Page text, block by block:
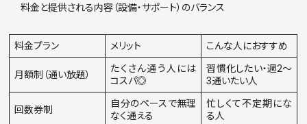
料金と提供される内容（設備・サポート）のバランス
料金プラン メリット こんな人におすすめ
月額制（通い放題）
たくさん通う人には
コスパ◎
習慣化したい・週2〜
3通いたい人
回数券制
自分のペースで無理
なく通える
忙しくて不定期にな
る人